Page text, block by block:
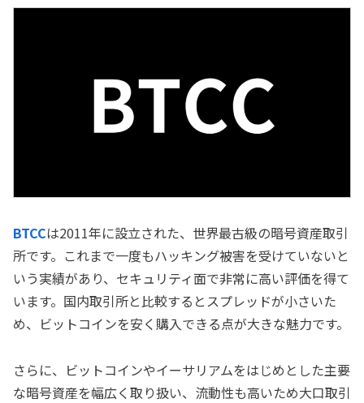
BTCCは2011年に設立された、世界最古級の暗号資産取引
所です。これまで一度もハッキング被害を受けていないと
いう実績があり、セキュリティ面で非常に高い評価を得て
います。国内取引所と比較するとスプレッドが小さいた
め、ビットコインを安く購入できる点が大きな魅力です。
さらに、ビットコインやイーサリアムをはじめとした主要
な暗号資産を幅広く取り扱い、流動性も高いため大口取引